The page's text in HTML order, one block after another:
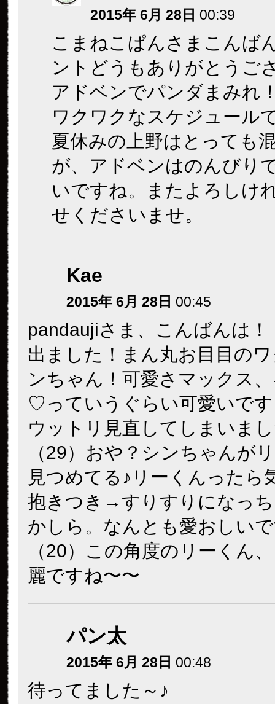
2015年 6月 28日 00:39
こまねこぱんさまこんば
ントどうもありがとうご
アドベンでパンダまみれ
ワクワクなスケジュール
夏休みの上野はとっても
が、アドベンはのんびり
いですね。またよろしけ
せくださいませ。
Kae
2015年 6月 28日 00:45
pandaujiさま、こんばんは！
出ました！まん丸お目目の
ンちゃん！可愛さマックス
♡っていうぐらい可愛いで
ウットリ見直してしまいま
（29）おや？シンちゃんが
見つめてる♪リーくんったら
抱きつき→すりすりになっ
かしら。なんとも愛おしい
（20）この角度のリーくん
麗ですね〜〜
パン太
2015年 6月 28日 00:48
待ってました～♪